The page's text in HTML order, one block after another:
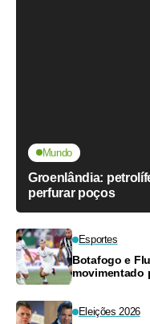
Mundo
Groenlândia:
perfurar poços
Esportes
Botafogo e
movimentado
Eleições 2026